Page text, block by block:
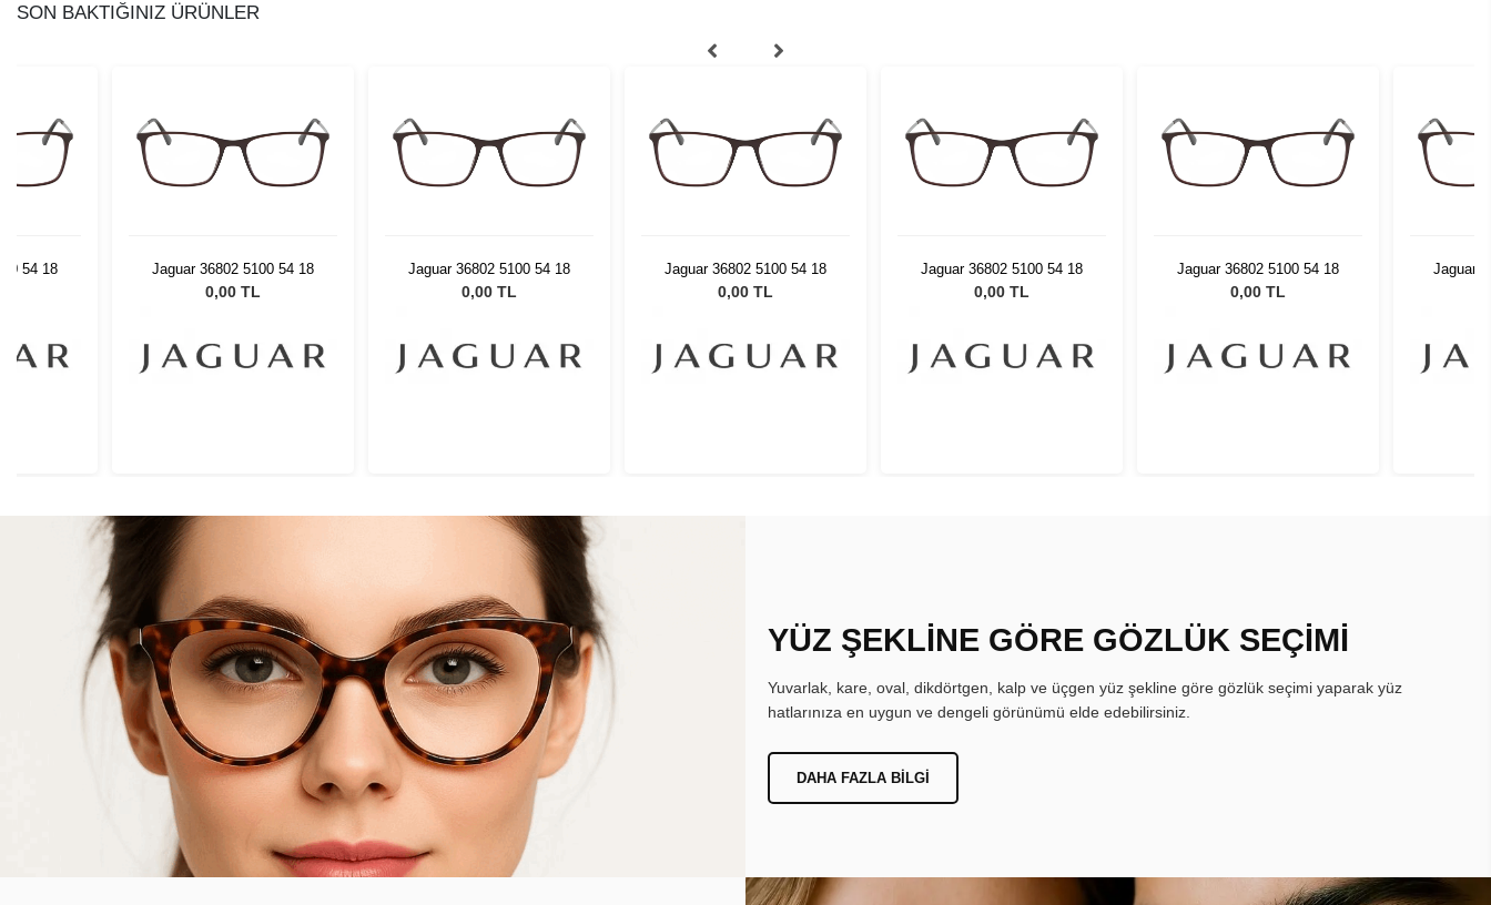
SON BAKTIĞINIZ ÜRÜNLER
54 18 Jaguar 36802 5100 54 18
0,00 TL
Jaguar 36802 5100 54 18
0,00 TL
Jaguar 36802 5100 54 18
0,00 TL
Jaguar 36802 5100 54 18
0,00 TL
Jaguar 36802 5100 54 18
0,00 TL
Jaguar
YÜZ ŞEKLİNE GÖRE GÖZLÜK SEÇİMİ
Yuvarlak, kare, oval, dikdörtgen, kalp ve üçgen yüz şekline göre gözlük seçimi yaparak yüz
hatlarınıza en uygun ve dengeli görünümü elde edebilirsiniz.
DAHA FAZLA BILGI